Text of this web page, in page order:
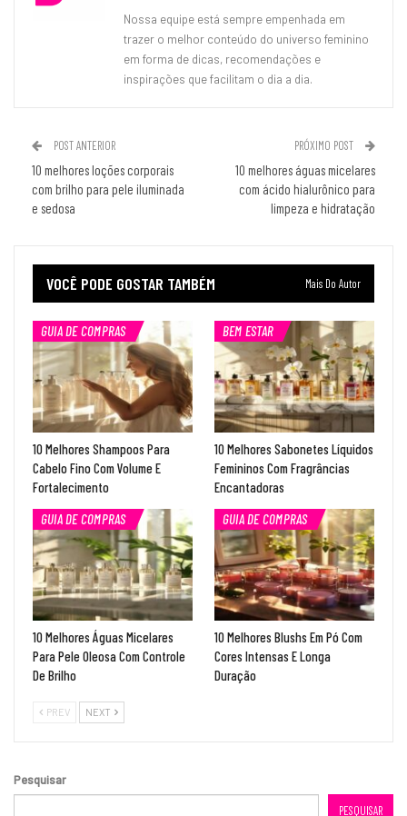
Nossa equipe está sempre empenhada em
trazer o melhor conteúdo do universo feminino
em forma de dicas, recomendações e
inspirações que facilitam o dia a dia.
POST ANTERIOR
10 melhores loções corporais
com brilho para pele iluminada
e sedosa
PRÓXIMO POST
10 melhores águas micelares
com ácido hialurônico para
limpeza e hidratação
VOCÊ PODE GOSTAR TAMBÉM Mais Do Autor
GUIA DE COMPRAS
10 Melhores Shampoos Para
Cabelo Fino Com Volume E
Fortalecimento
BEM ESTAR
10 Melhores Sabonetes Líquidos
Femininos Com Fragrâncias
Encantadoras
GUIA DE COMPRAS
10 Melhores Águas Micelares
Para Pele Oleosa Com Controle
De Brilho
GUIA DE COMPRAS
10 Melhores Blushs Em Pó Com
Cores Intensas E Longa
Duração
PREV NEXT
Pesquisar
PESQUISAR